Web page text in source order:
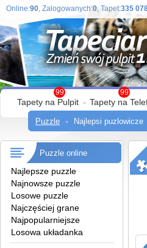
Online:90, Zalogowanych:0, Tapet:335
99 99
Tapety na Pulpit Tapety na
Puzzle Najlepsi puzlowicze
Puzzle online
Najlepsze puzzle
Najnowsze puzzle
Losowe puzzle
Najczęściej grane
Najpopularniejsze
Losowa układanka